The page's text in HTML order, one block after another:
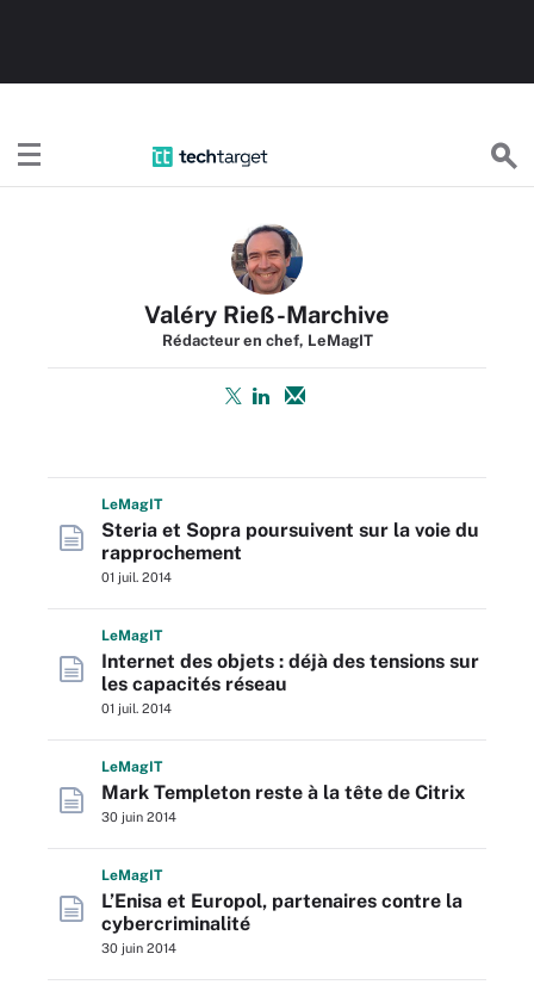
Valéry Rieß-Marchive
Rédacteur en chef, LeMagIT
LeMagIT
Steria et Sopra poursuivent sur la voie du
rapprochement
01 juil. 2014
LeMagIT
Internet des objets : déjà des tensions sur
les capacités réseau
01 juil. 2014
LeMagIT
Mark Templeton reste à la tête de Citrix
30 juin 2014
LeMagIT
L’Enisa et Europol, partenaires contre la
cybercriminalité
30 juin 2014